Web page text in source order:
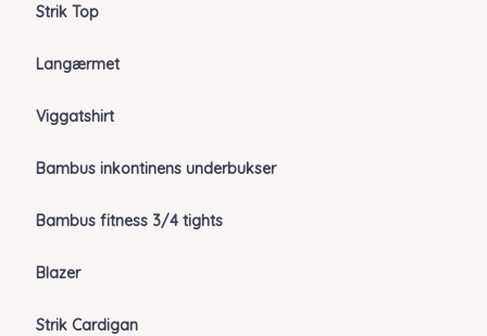
Strik Top
Langærmet
Viggatshirt
Bambus inkontinens underbukser
Bambus fitness 3/4 tights
Blazer
Strik Cardigan